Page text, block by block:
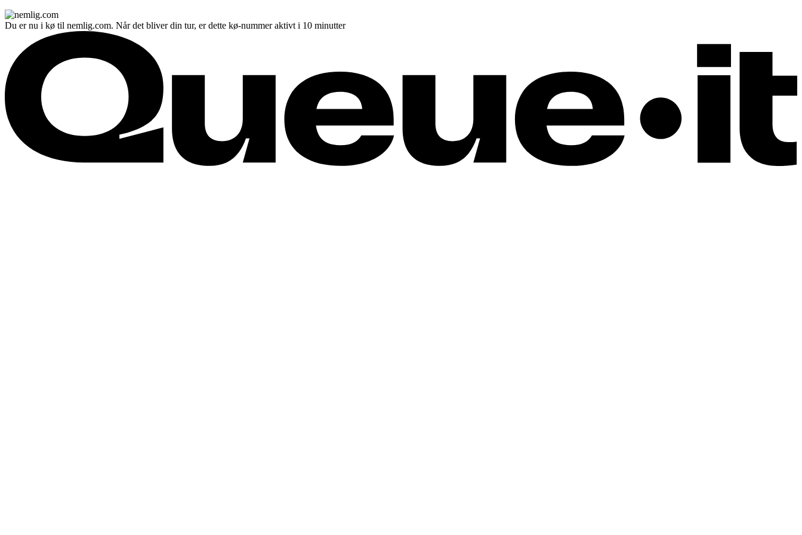
Du er nu i kø til nemlig.com. Når det bliver din tur, er dette kø-nummer aktivt i 10 minutter